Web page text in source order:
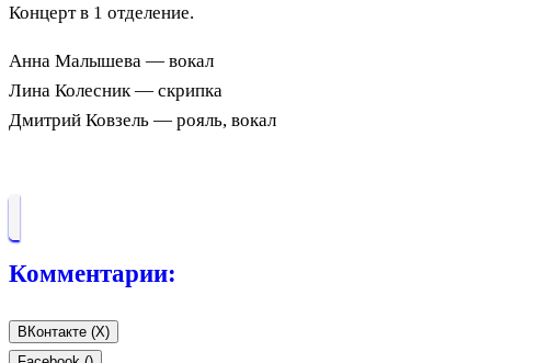
Концерт в 1 отделение.
Анна Малышева — вокал
Лина Колесник — скрипка
Дмитрий Ковзель — рояль, вокал
Комментарии:
ВКонтакте (X)